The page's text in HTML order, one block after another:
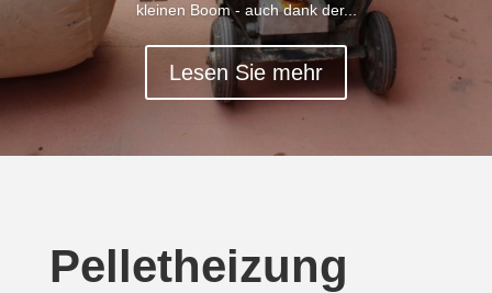
kleinen Boom - auch dank der...
Lesen Sie mehr
Pelletheizung